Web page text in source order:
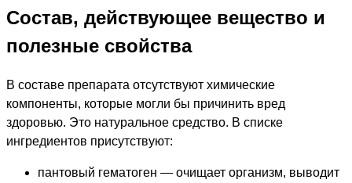
Состав, действующее вещество и
полезные свойства
В составе препарата отсутствуют химические
компоненты, которые могли бы причинить вред
здоровью. Это натуральное средство. В списке
ингредиентов присутствуют:
пантовый гематоген — очищает организм, выводит